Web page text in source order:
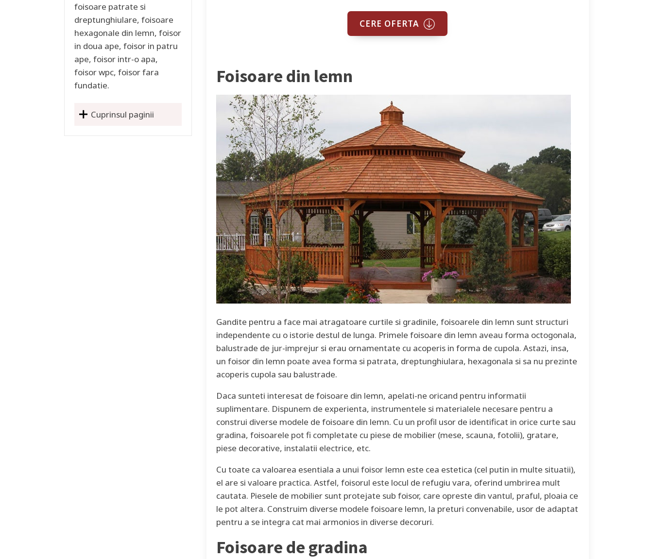
foisoare patrate si
dreptunghiulare, foisoare
hexagonale din lemn, foisor
in doua ape, foisor in patru
ape, foisor intr-o apa,
foisor wpc, foisor fara
fundatie.
Cuprinsul paginii
CERE OFERTA
Foisoare din lemn
Gandite pentru a face mai atragatoare curtile si gradinile, foisoarele din lemn sunt structuri
independente cu o istorie destul de lunga. Primele foisoare din lemn aveau forma octogonala,
balustrade de jur-imprejur si erau ornamentate cu acoperis in forma de cupola. Astazi, insa,
un foisor din lemn poate avea forma si patrata, dreptunghiulara, hexagonala si sa nu prezinte
acoperis cupola sau balustrade.
Daca sunteti interesat de foisoare din lemn, apelati-ne oricand pentru informatii
suplimentare. Dispunem de experienta, instrumentele si materialele necesare pentru a
construi diverse modele de foisoare din lemn. Cu un profil usor de identificat in orice curte sau
gradina, foisoarele pot fi completate cu piese de mobilier (mese, scauna, fotolii), gratare,
piese decorative, instalatii electrice, etc.
Cu toate ca valoarea esentiala a unui foisor lemn este cea estetica (cel putin in multe situatii),
el are si valoare practica. Astfel, foisorul este locul de refugiu vara, oferind umbrirea mult
cautata. Piesele de mobilier sunt protejate sub foisor, care opreste din vantul, praful, ploaia ce
le pot altera. Construim diverse modele foisoare lemn, la preturi convenabile, usor de adaptat
pentru a se integra cat mai armonios in diverse decoruri.
Foisoare de gradina